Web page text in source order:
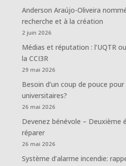
Anderson Araújo-Oliveira
recherche et à la création
2 juin 2026
Médias et réputation : l’UQTR
la CCI3R
29 mai 2026
Besoin d’un coup de pouce
universitaires?
26 mai 2026
Devenez bénévole – Deuxième
réparer
26 mai 2026
Système d’alarme incendie: